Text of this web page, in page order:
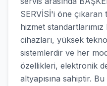
SERVİSİ'i öne
hizmet
cihazları, yüksek
sistemlerdir ve her
özellikleri, elektronik
altyapısına sahiptir.